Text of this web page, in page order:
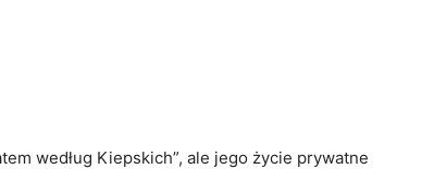
według Kiepskich”, ale jego życie prywatne